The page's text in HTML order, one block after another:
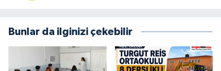
Bunlar da ilginizi çekebilir